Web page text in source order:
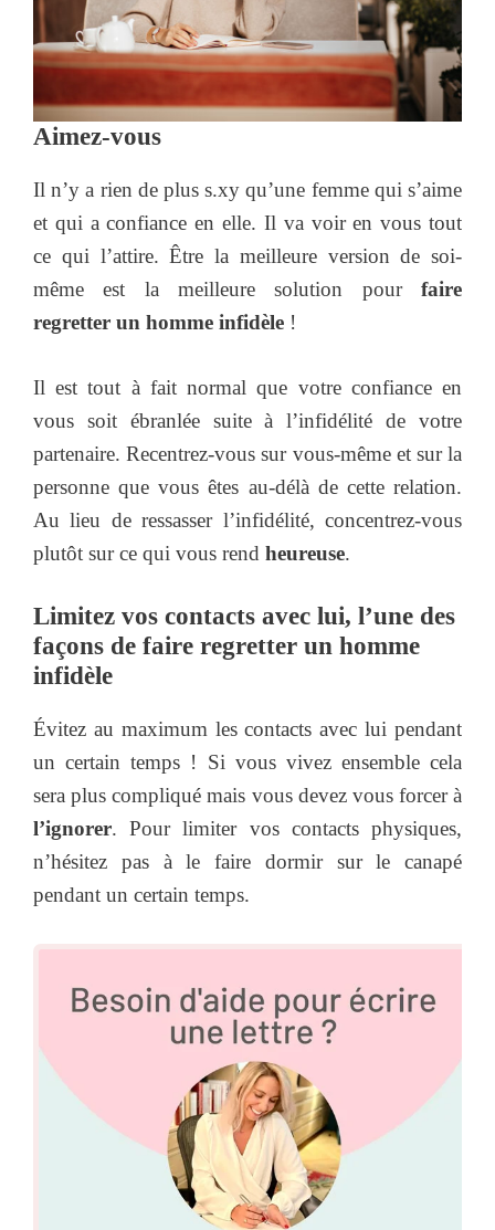
Aimez-vous
Il n’y a rien de plus s.xy qu’une femme qui s’aime
et qui a confiance en elle. Il va voir en vous tout
ce qui l’attire. Être la meilleure version de soi-
même est la meilleure solution pour faire
regretter un homme infidèle !
Il est tout à fait normal que votre confiance en
vous soit ébranlée suite à l’infidélité de votre
partenaire. Recentrez-vous sur vous-même et sur la
personne que vous êtes au-délà de cette relation.
Au lieu de ressasser l’infidélité, concentrez-vous
plutôt sur ce qui vous rend heureuse.
Limitez vos contacts avec lui, l’une des
façons de faire regretter un homme
infidèle
Évitez au maximum les contacts avec lui pendant
un certain temps ! Si vous vivez ensemble cela
sera plus compliqué mais vous devez vous forcer à
l’ignorer. Pour limiter vos contacts physiques,
n’hésitez pas à le faire dormir sur le canapé
pendant un certain temps.